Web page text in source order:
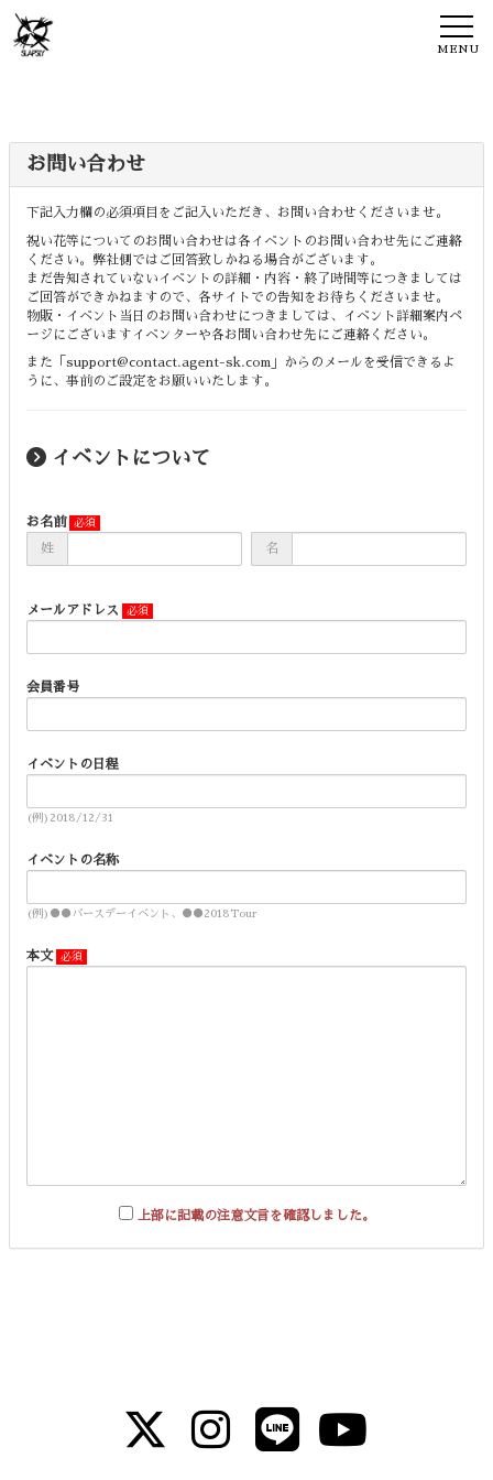
MENU
お問い合わせ
下記入力欄の必須項目をご記入いただき、お問い合わせくださいませ。
祝い花等についてのお問い合わせは各イベントのお問い合わせ先にご連絡
ください。弊社側ではご回答致しかねる場合がございます。
まだ告知されていないイベントの詳細・内容・終了時間等につきましては
ご回答ができかねますので、各サイトでの告知をお待ちくださいませ。
物販・イベント当日のお問い合わせにつきましては、イベント詳細案内ペ
ージにございますイベンターや各お問い合わせ先にご連絡ください。
また「support@contact.agent-sk.com」からのメールを受信できるよ
うに、事前のご設定をお願いいたします。
イベントについて
お名前
姓
名
メールアドレス
会員番号
イベントの日程
(例)2018/12/31
イベントの名称
(例)●●バースデーイベント、●●2018Tour
本文
上部に記載の注意文言を確認しました。